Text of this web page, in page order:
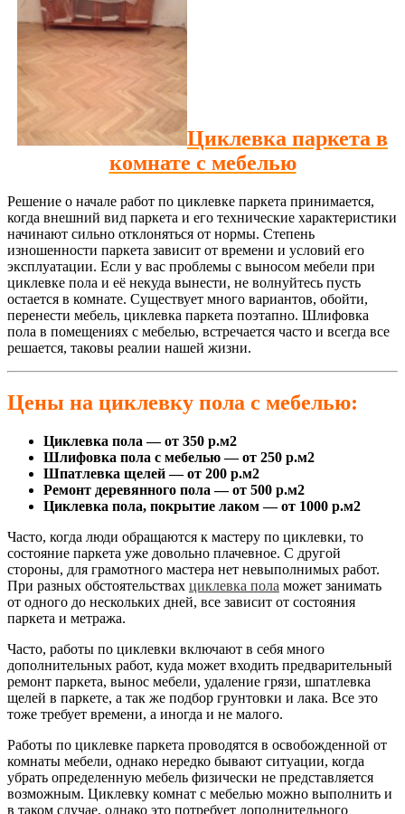
Циклевка паркета в
комнате с мебелью
Решение о начале работ по циклевке паркета принимается,
когда внешний вид паркета и его технические характеристики
начинают сильно отклоняться от нормы. Степень
изношенности паркета зависит от времени и условий его
эксплуатации. Если у вас проблемы с выносом мебели при
циклевке пола и её некуда вынести, не волнуйтесь пусть
остается в комнате. Существует много вариантов, обойти,
перенести мебель, циклевка паркета поэтапно. Шлифовка
пола в помещениях с мебелью, встречается часто и всегда все
решается, таковы реалии нашей жизни.
Цены на циклевку пола с мебелью:
Циклевка пола — от 350 р.м2
Шлифовка пола с мебелью — от 250 р.м2
Шпатлевка щелей — от 200 р.м2
Ремонт деревянного пола — от 500 р.м2
Циклевка пола, покрытие лаком — от 1000 р.м2
Часто, когда люди обращаются к мастеру по циклевки, то
состояние паркета уже довольно плачевное. С другой
стороны, для грамотного мастера нет невыполнимых работ.
При разных обстоятельствах циклевка пола может занимать
от одного до нескольких дней, все зависит от состояния
паркета и метража.
Часто, работы по циклевки включают в себя много
дополнительных работ, куда может входить предварительный
ремонт паркета, вынос мебели, удаление грязи, шпатлевка
щелей в паркете, а так же подбор грунтовки и лака. Все это
тоже требует времени, а иногда и не малого.
Работы по циклевке паркета проводятся в освобожденной от
комнаты мебели, однако нередко бывают ситуации, когда
убрать определенную мебель физически не представляется
возможным. Циклевку комнат с мебелью можно выполнить и
в таком случае, однако это потребует дополнительного